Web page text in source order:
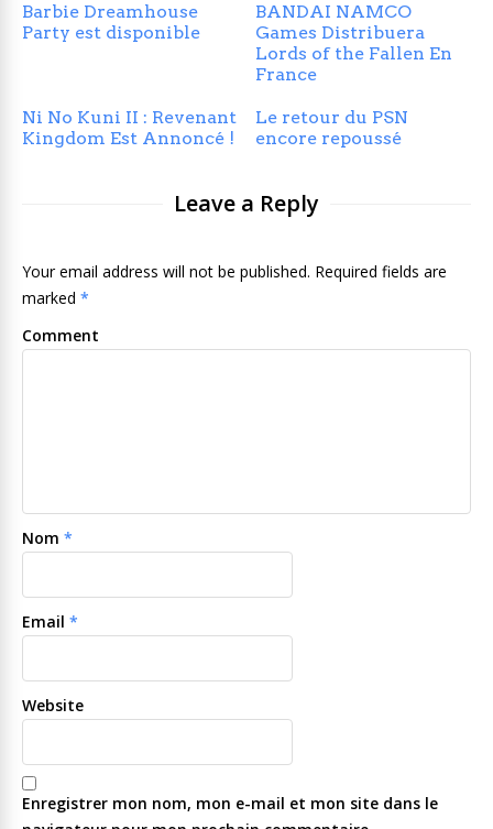
Barbie Dreamhouse
Party est disponible
BANDAI NAMCO
Games Distribuera
Lords of the Fallen En
France
Ni No Kuni II : Revenant
Kingdom Est Annoncé !
Le retour du PSN
encore repoussé
Leave a Reply
Your email address will not be published. Required fields are
marked *
Comment
Nom *
Email *
Website
Enregistrer mon nom, mon e-mail et mon site dans le